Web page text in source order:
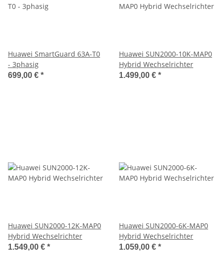
Huawei SmartGuard 63A-T0
- 3phasig
699,00 € *
Huawei SUN2000-10K-MAP0
Hybrid Wechselrichter
1.499,00 € *
Huawei SUN2000-12K-MAP0
Hybrid Wechselrichter
1.549,00 € *
Huawei SUN2000-6K-MAP0
Hybrid Wechselrichter
1.059,00 € *